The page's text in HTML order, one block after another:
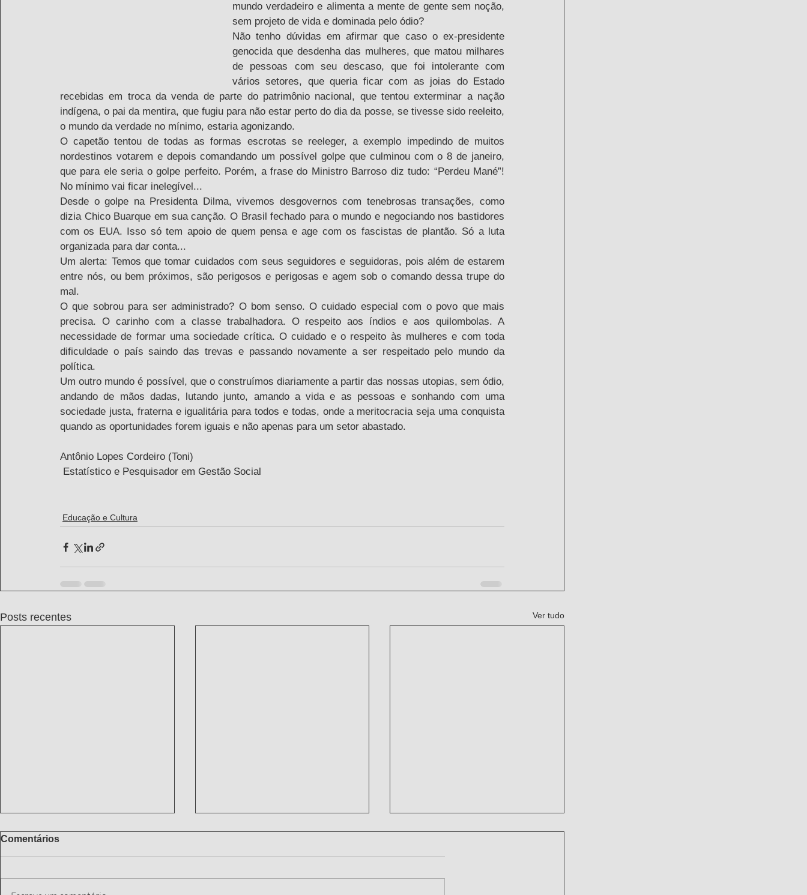
mundo verdadeiro e alimenta a mente de gente sem noção,
sem projeto de vida e dominada pelo ódio?
Não tenho dúvidas em afirmar que caso o ex-presidente
genocida que desdenha das mulheres, que matou milhares
de pessoas com seu descaso, que foi intolerante com
vários setores, que queria ficar com as joias do Estado
recebidas em troca da venda de parte do patrimônio nacional, que tentou exterminar a nação
indígena, o pai da mentira, que fugiu para não estar perto do dia da posse, se tivesse sido reeleito,
o mundo da verdade no mínimo, estaria agonizando.
O capetão tentou de todas as formas escrotas se reeleger, a exemplo impedindo de muitos
nordestinos votarem e depois comandando um possível golpe que culminou com o 8 de janeiro,
que para ele seria o golpe perfeito. Porém, a frase do Ministro Barroso diz tudo: “Perdeu Mané”!
No mínimo vai ficar inelegível...
Desde o golpe na Presidenta Dilma, vivemos desgovernos com tenebrosas transações, como
dizia Chico Buarque em sua canção. O Brasil fechado para o mundo e negociando nos bastidores
com os EUA. Isso só tem apoio de quem pensa e age com os fascistas de plantão. Só a luta
organizada para dar conta...
Um alerta: Temos que tomar cuidados com seus seguidores e seguidoras, pois além de estarem
entre nós, ou bem próximos, são perigosos e perigosas e agem sob o comando dessa trupe do
mal.
O que sobrou para ser administrado? O bom senso. O cuidado especial com o povo que mais
precisa. O carinho com a classe trabalhadora. O respeito aos índios e aos quilombolas. A
necessidade de formar uma sociedade crítica. O cuidado e o respeito às mulheres e com toda
dificuldade o país saindo das trevas e passando novamente a ser respeitado pelo mundo da
política.
Um outro mundo é possível, que o construímos diariamente a partir das nossas utopias, sem ódio,
andando de mãos dadas, lutando junto, amando a vida e as pessoas e sonhando com uma
sociedade justa, fraterna e igualitária para todos e todas, onde a meritocracia seja uma conquista
quando as oportunidades forem iguais e não apenas para um setor abastado.
Antônio Lopes Cordeiro (Toni)
Estatístico e Pesquisador em Gestão Social
Educação e Cultura
Posts recentes Ver tudo
Comentários